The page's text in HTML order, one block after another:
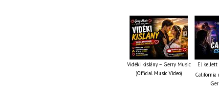
Vidéki kislány – Gerry Music
(Official Music Video)
El
California